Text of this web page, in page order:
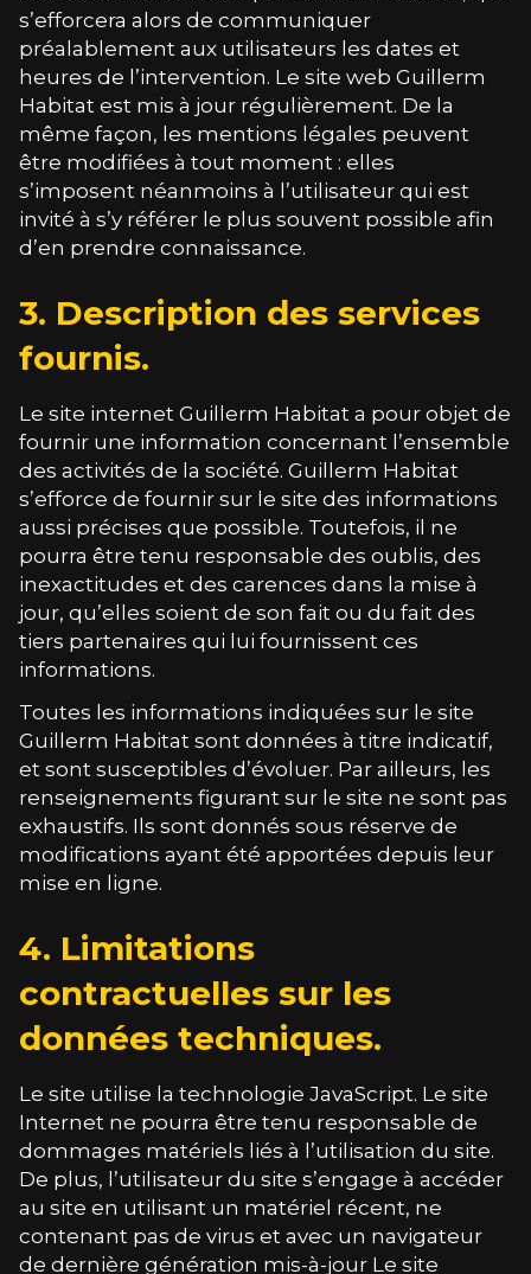
s’efforcera alors de communiquer
préalablement aux utilisateurs les dates et
heures de l’intervention. Le site web Guillerm
Habitat est mis à jour régulièrement. De la
même façon, les mentions légales peuvent
être modifiées à tout moment : elles
s’imposent néanmoins à l’utilisateur qui est
invité à s’y référer le plus souvent possible afin
d’en prendre connaissance.
3. Description des services
fournis.
Le site internet Guillerm Habitat a pour objet de
fournir une information concernant l’ensemble
des activités de la société. Guillerm Habitat
s’efforce de fournir sur le site des informations
aussi précises que possible. Toutefois, il ne
pourra être tenu responsable des oublis, des
inexactitudes et des carences dans la mise à
jour, qu’elles soient de son fait ou du fait des
tiers partenaires qui lui fournissent ces
informations.
Toutes les informations indiquées sur le site
Guillerm Habitat sont données à titre indicatif,
et sont susceptibles d’évoluer. Par ailleurs, les
renseignements figurant sur le site ne sont pas
exhaustifs. Ils sont donnés sous réserve de
modifications ayant été apportées depuis leur
mise en ligne.
4. Limitations
contractuelles sur les
données techniques.
Le site utilise la technologie JavaScript. Le site
Internet ne pourra être tenu responsable de
dommages matériels liés à l’utilisation du site.
De plus, l’utilisateur du site s’engage à accéder
au site en utilisant un matériel récent, ne
contenant pas de virus et avec un navigateur
de dernière génération mis-à-jour Le site